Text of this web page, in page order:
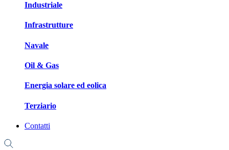
Industriale
Infrastrutture
Navale
Oil & Gas
Energia solare ed eolica
Terziario
Contatti